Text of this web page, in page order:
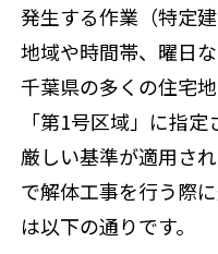
発生する作業（特定
地域や時間帯、曜日
千葉県の多くの住宅
「第1号区域」に指
厳しい基準が適用さ
で解体工事を行う際
は以下の通りです。